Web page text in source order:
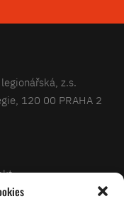
z.s.
120 00 PRAHA 2
legionářů